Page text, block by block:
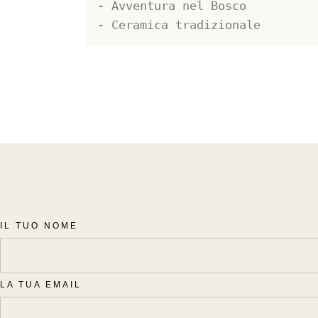
- Avventura nel Bosco
- Ceramica tradizionale
IL TUO NOME
LA TUA EMAIL